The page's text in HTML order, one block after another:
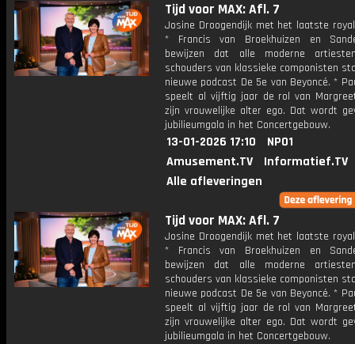
Tijd voor MAX: Afl. 7
Josine Droogendijk met het laatste
* Francis van Broekhuizen en
bewijzen dat alle moderne
schouders van klassieke componisten
nieuwe podcast De 5e van Beyoncé. *
speelt al vijftig jaar de rol van
zijn vrouwelijke alter ego. Dat wordt
jubilieumgala in het Concertgebouw.
13-01-2026 17:10
NPO1
Amusement.TV
Informatief.TV
Alle afleveringen
Tijd voor MAX: Afl. 7
Josine Droogendijk met het laatste
* Francis van Broekhuizen en
bewijzen dat alle moderne
schouders van klassieke componisten
nieuwe podcast De 5e van Beyoncé. *
speelt al vijftig jaar de rol van
zijn vrouwelijke alter ego. Dat wordt
jubilieumgala in het Concertgebouw.